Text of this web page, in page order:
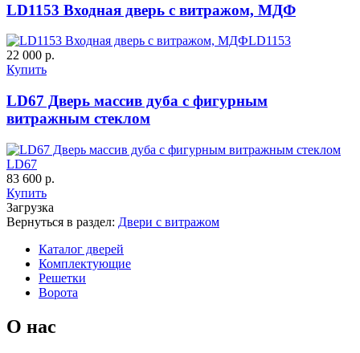
C65
LD1153 Входная дверь с витражом, МДФ
LD1153
22 000 р.
Купить
LD67 Дверь массив дуба с фигурным
витражным стеклом
LD67
83 600 р.
Купить
Загрузка
Вернуться в раздел: Двери с витражом
Каталог дверей
Комплектующие
Решетки
Ворота
О нас